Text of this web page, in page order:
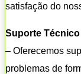
satisfação do
Suporte
– Oferecemos
problemas de